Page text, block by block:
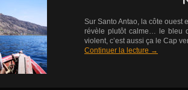
Sur Santo Antao, la côte ouest
révèle plutôt calme… le bleu
violent, c’est aussi ça le Cap
Continuer la lecture →